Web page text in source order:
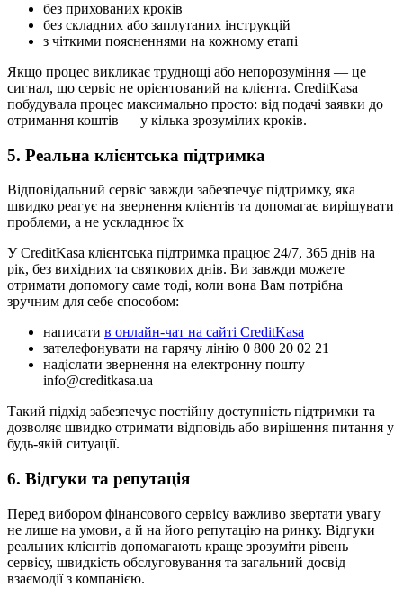
без прихованих кроків
без складних або заплутаних інструкцій
з чіткими поясненнями на кожному етапі
Якщо процес викликає труднощі або непорозуміння — це
сигнал, що сервіс не орієнтований на клієнта. CreditKasa
побудувала процес максимально просто: від подачі заявки до
отримання коштів — у кілька зрозумілих кроків.
5. Реальна клієнтська підтримка
Відповідальний сервіс завжди забезпечує підтримку, яка
швидко реагує на звернення клієнтів та допомагає вирішувати
проблеми, а не ускладнює їх
У CreditKasa клієнтська підтримка працює 24/7, 365 днів на
рік, без вихідних та святкових днів. Ви завжди можете
отримати допомогу саме тоді, коли вона Вам потрібна
зручним для себе способом:
написати в онлайн-чат на сайті CreditKasa
зателефонувати на гарячу лінію 0 800 20 02 21
надіслати звернення на електронну пошту
info@creditkasa.ua
Такий підхід забезпечує постійну доступність підтримки та
дозволяє швидко отримати відповідь або вирішення питання у
будь-якій ситуації.
6. Відгуки та репутація
Перед вибором фінансового сервісу важливо звертати увагу
не лише на умови, а й на його репутацію на ринку. Відгуки
реальних клієнтів допомагають краще зрозуміти рівень
сервісу, швидкість обслуговування та загальний досвід
взаємодії з компанією.